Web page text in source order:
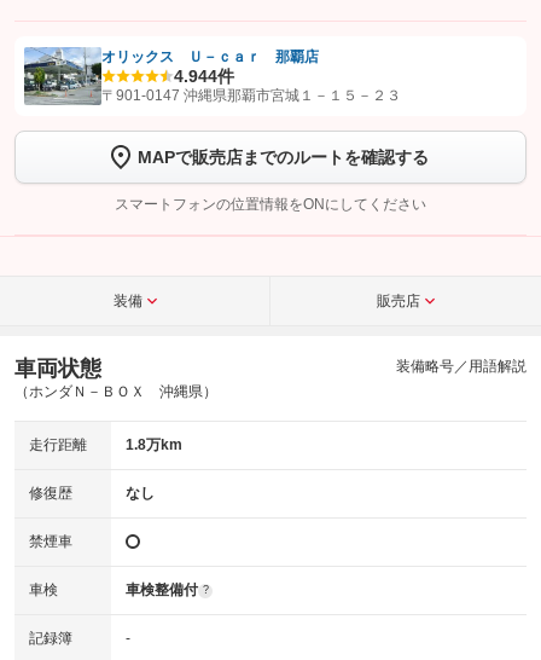
【STEP1】認証画面でグーネットを友だち追加してから「許可する」ボタンを押
トーク画面で
ボタンをタップして問い合わせを
完了してください。
こちら
オリックス Ｕ－ｃａｒ 那覇店
4.944件
〒901-0147 沖縄県那覇市宮城１－１５－２３
MAPで販売店までのルートを確認する
スマートフォンの位置情報をONにしてください
装備 販売店
車両状態
（ホンダＮ－ＢＯＸ 沖縄県）
装備略号／用語解説
走行距離 1.8万km
修復歴 なし
禁煙車
車検 車検整備付 ?
記録簿 -